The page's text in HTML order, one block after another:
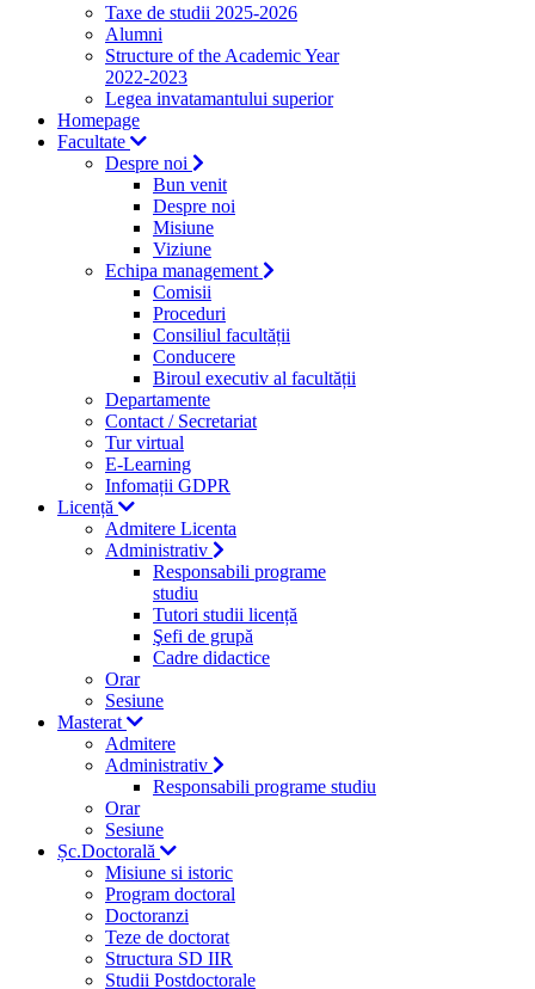
Taxe de studii 2025-2026
Alumni
Structure of the Academic Year
2022-2023
Legea invatamantului superior
Homepage
Facultate
Despre noi
Bun venit
Despre noi
Misiune
Viziune
Echipa management
Comisii
Proceduri
Consiliul facultății
Conducere
Biroul executiv al facultății
Departamente
Contact / Secretariat
Tur virtual
E-Learning
Infomații GDPR
Licență
Admitere Licenta
Administrativ
Responsabili programe
studiu
Tutori studii licență
Şefi de grupă
Cadre didactice
Orar
Sesiune
Masterat
Admitere
Administrativ
Responsabili programe studiu
Orar
Sesiune
Șc.Doctorală
Misiune si istoric
Program doctoral
Doctoranzi
Teze de doctorat
Structura SD IIR
Studii Postdoctorale